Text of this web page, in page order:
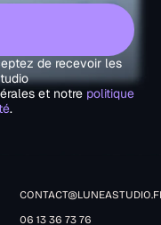
de recevoir les
et notre politique
.
06 13 36 73 76